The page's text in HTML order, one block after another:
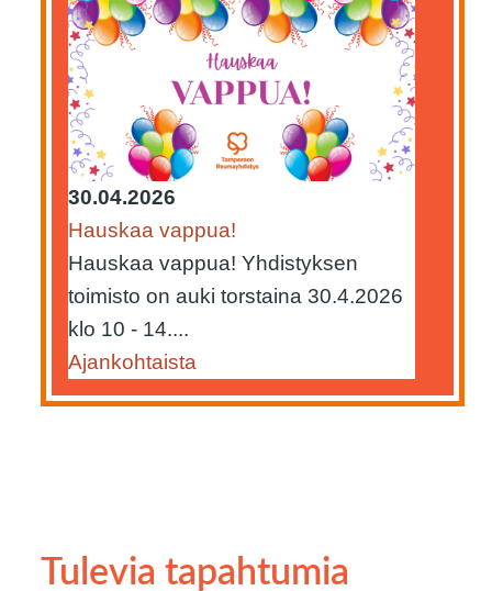
30.04.2026
Hauskaa vappua!
Hauskaa vappua! Yhdistyksen
toimisto on auki torstaina 30.4.2026
klo 10 - 14....
Ajankohtaista
Tulevia tapahtumia